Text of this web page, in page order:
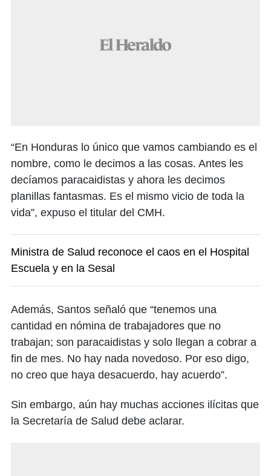
“En Honduras lo único que vamos cambiando es el
nombre, como le decimos a las cosas. Antes les
decíamos paracaidistas y ahora les decimos
planillas fantasmas. Es el mismo vicio de toda la
vida”, expuso el titular del CMH.
Ministra de Salud reconoce el caos en el Hospital
Escuela y en la Sesal
Además, Santos señaló que “tenemos una
cantidad en nómina de trabajadores que no
trabajan; son paracaidistas y solo llegan a cobrar a
fin de mes. No hay nada novedoso. Por eso digo,
no creo que haya desacuerdo, hay acuerdo”.
Sin embargo, aún hay muchas acciones ilícitas que
la Secretaría de Salud debe aclarar.